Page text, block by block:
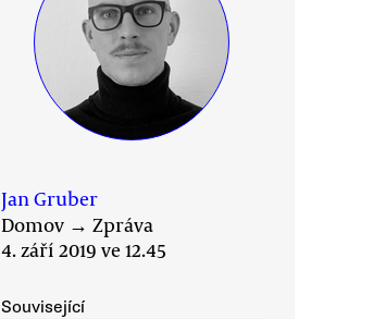
Jan Gruber
Domov → Zpráva
4. září 2019 ve 12.45
Související